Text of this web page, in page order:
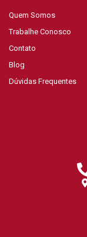
Quem Somos
Trabalhe Conosco
Contato
Blog
Dúvidas Frequentes